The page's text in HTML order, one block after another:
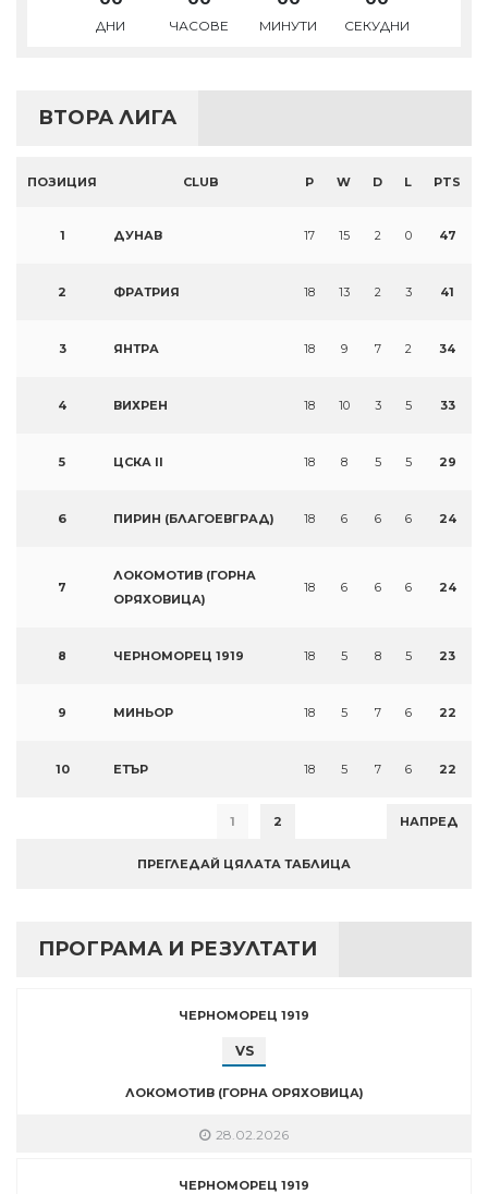
ДНИ ЧАСОВЕ МИНУТИ СЕКУДНИ
ВТОРА ЛИГА
ПОЗИЦИЯ CLUB P W D L PTS
1 ДУНАВ 17 15 2 0 47
2 ФРАТРИЯ 18 13 2 3 41
3 ЯНТРА 18 9 7 2 34
4 ВИХРЕН 18 10 3 5 33
5 ЦСКА II 18 8 5 5 29
6 ПИРИН (БЛАГОЕВГРАД) 18 6 6 6 24
7
ЛОКОМОТИВ (ГОРНА
ОРЯХОВИЦА)
18 6 6 6 24
8 ЧЕРНОМОРЕЦ 1919 18 5 8 5 23
9 МИНЬОР 18 5 7 6 22
10 ЕТЪР 18 5 7 6 22
1 2 НАПРЕД
ПРЕГЛЕДАЙ ЦЯЛАТА ТАБЛИЦА
ПРОГРАМА И РЕЗУЛТАТИ
ЧЕРНОМОРЕЦ 1919
VS
ЛОКОМОТИВ (ГОРНА ОРЯХОВИЦА)
28.02.2026
ЧЕРНОМОРЕЦ 1919